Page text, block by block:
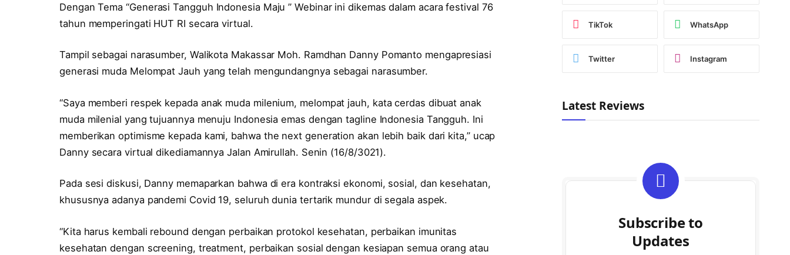
Dengan Tema “Generasi Tangguh Indonesia Maju ” Webinar ini dikemas dalam acara festival 76
tahun memperingati HUT RI secara virtual.
Tampil sebagai narasumber, Walikota Makassar Moh. Ramdhan Danny Pomanto mengapresiasi
generasi muda Melompat Jauh yang telah mengundangnya sebagai narasumber.
“Saya memberi respek kepada anak muda milenium, melompat jauh, kata cerdas dibuat anak
muda milenial yang tujuannya menuju Indonesia emas dengan tagline Indonesia Tangguh. Ini
memberikan optimisme kepada kami, bahwa the next generation akan lebih baik dari kita,” ucap
Danny secara virtual dikediamannya Jalan Amirullah. Senin (16/8/3021).
Pada sesi diskusi, Danny memaparkan bahwa di era kontraksi ekonomi, sosial, dan kesehatan,
khususnya adanya pandemi Covid 19, seluruh dunia tertarik mundur di segala aspek.
“Kita harus kembali rebound dengan perbaikan protokol kesehatan, perbaikan imunitas
kesehatan dengan screening, treatment, perbaikan sosial dengan kesiapan semua orang atau
TikTok WhatsApp
Twitter Instagram
Latest Reviews
Subscribe to
Updates